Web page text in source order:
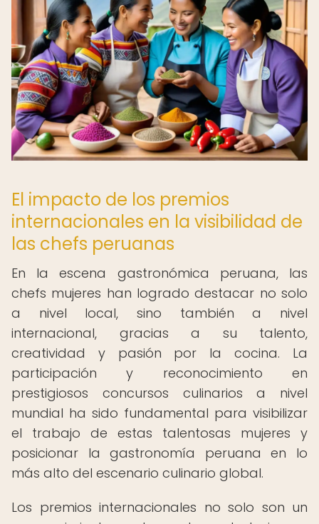
El impacto de los premios
internacionales en la visibilidad de
las chefs peruanas
En la escena gastronómica peruana, las
chefs mujeres han logrado destacar no solo
a nivel local, sino también a nivel
internacional, gracias a su talento,
creatividad y pasión por la cocina. La
participación y reconocimiento en
prestigiosos concursos culinarios a nivel
mundial ha sido fundamental para visibilizar
el trabajo de estas talentosas mujeres y
posicionar la gastronomía peruana en lo
más alto del escenario culinario global.
Los premios internacionales no solo son un